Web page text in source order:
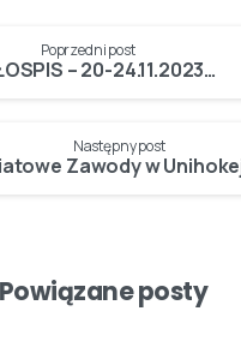
Poprzedni post
– 20-24.11.2023…
Następny post
Powiązane posty